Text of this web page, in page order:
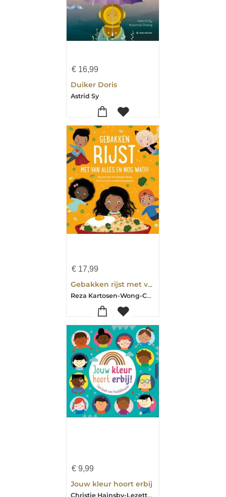
€ 16,99
Duiker Doris
Astrid Sy
€ 17,99
Gebakken rijst met van alles en nog wat!!!
Reza Kartosen-Wong-Chee-Han Kartosen-Wong
€ 9,99
Jouw kleur hoort erbij
Christie Hainsby-Lezette Rivera